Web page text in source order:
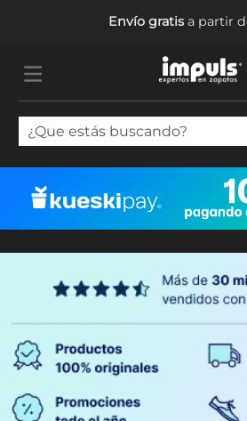
Envío gratisa partir
¿Que estás buscando?
1.
tenis mujer
botas mujer
5. tenis